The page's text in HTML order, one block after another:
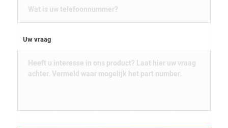
Uw vraag